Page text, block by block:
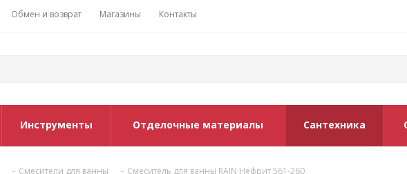
Обмен и возврат Магазины Контакты
Инструменты Отделочные материалы Сантехника
- Смесители для ванны - Смеситель для ванны RAIN Нефрит 561-260